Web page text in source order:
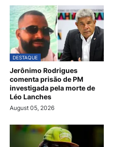
DESTAQUE
Jerônimo Rodrigues
comenta prisão de PM
investigada pela morte de
Léo Lanches
August 05, 2026